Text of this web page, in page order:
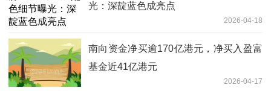
光：深靛蓝色成亮点
2026-04-18
南向资金净买逾170亿港元，净买入盈富
基金近41亿港元
2026-04-17